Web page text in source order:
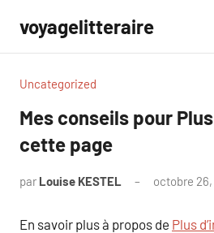
contenu
voyagelitteraire
Uncategorized
Mes conseils pour
cette page
par Louise KESTEL octobre
En savoir plus à propos de Plus